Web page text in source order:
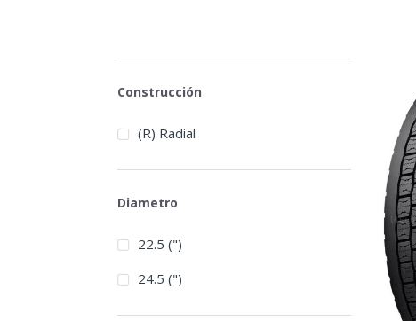
Construcción
(R) Radial
Diametro
22.5 (")
24.5 (")